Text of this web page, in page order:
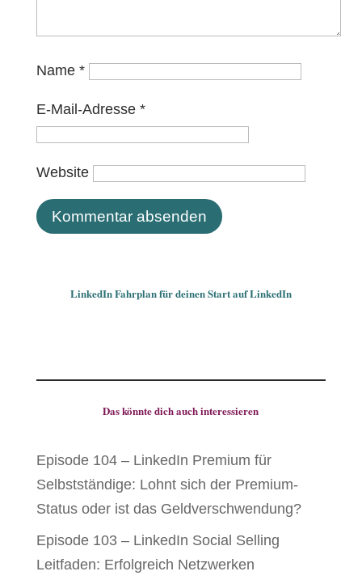
Name *
E-Mail-Adresse *
Website
LinkedIn Fahrplan für deinen Start auf LinkedIn
Das könnte dich auch interessieren
Episode 104 – LinkedIn Premium für
Selbstständige: Lohnt sich der Premium-
Status oder ist das Geldverschwendung?
Episode 103 – LinkedIn Social Selling
Leitfaden: Erfolgreich Netzwerken